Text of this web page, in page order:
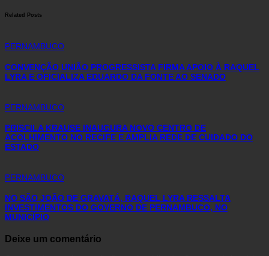
Related Posts
PERNAMBUCO
CONVENÇÃO UNIÃO PROGRESSISTA FIRMA APOIO À RAQUEL
LYRA E OFICIALIZA EDUARDO DA FONTE AO SENADO
PERNAMBUCO
PRISCILA KRAUSE INAUGURA NOVO CENTRO DE
ACOLHIMENTO NO RECIFE E AMPLIA REDE DE CUIDADO DO
ESTADO
PERNAMBUCO
NO SÃO JOÃO DE GRAVATÁ, RAQUEL LYRA RESSALTA
INVESTIMENTOS DO GOVERNO DE PERNAMBUCO, NO
MUNICÍPIO
Deixe um comentário